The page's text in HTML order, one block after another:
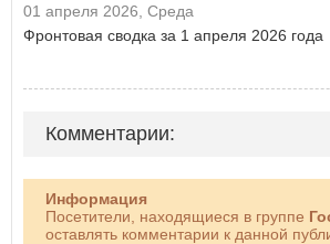
01 апреля 2026, Среда
Фронтовая сводка за 1 апреля 2026 года
Комментарии:
Информация
Посетители, находящиеся в группе
оставлять комментарии к данной